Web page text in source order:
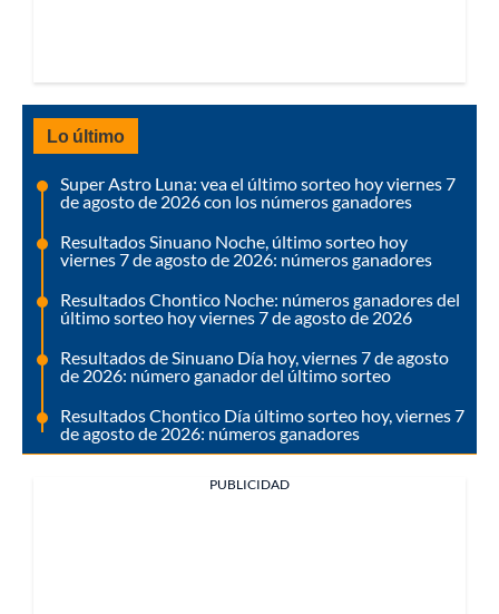
Lo último
Super Astro Luna: vea el último sorteo hoy viernes 7
de agosto de 2026 con los números ganadores
Resultados Sinuano Noche, último sorteo hoy
viernes 7 de agosto de 2026: números ganadores
Resultados Chontico Noche: números ganadores del
último sorteo hoy viernes 7 de agosto de 2026
Resultados de Sinuano Día hoy, viernes 7 de agosto
de 2026: número ganador del último sorteo
Resultados Chontico Día último sorteo hoy, viernes 7
de agosto de 2026: números ganadores
PUBLICIDAD